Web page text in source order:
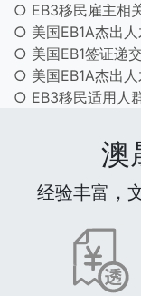
○ EB3移民雇主相
○ 美国EB1A杰出
○ 美国EB1签证递
○ 美国EB1A杰出
○ EB3移民适用人
澳
经验丰富，